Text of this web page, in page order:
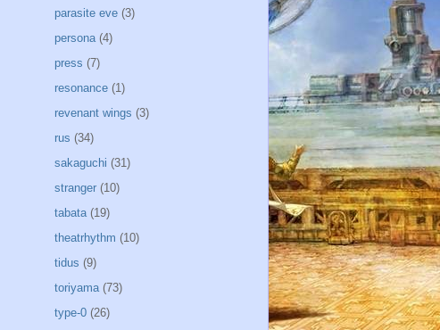
parasite eve (3)
persona (4)
press (7)
resonance (1)
revenant wings (3)
rus (34)
sakaguchi (31)
stranger (10)
tabata (19)
theatrhythm (10)
tidus (9)
toriyama (73)
type-0 (26)